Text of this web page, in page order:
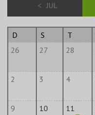
< JUL
D S T
26
27 28
2 3 4
9 10 11